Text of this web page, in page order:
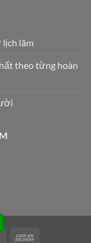
lãm
theo từng hoàn
MasterCard